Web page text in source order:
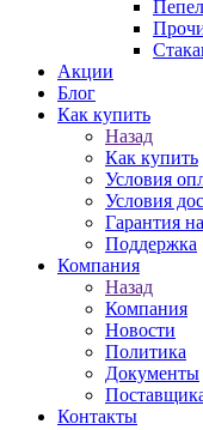
Акции
Блог
Как купить
Назад
Как купить
Условия
Условия
Гарантия
Поддержка
Компания
Назад
Компания
Новости
Политика
Документы
Контакты